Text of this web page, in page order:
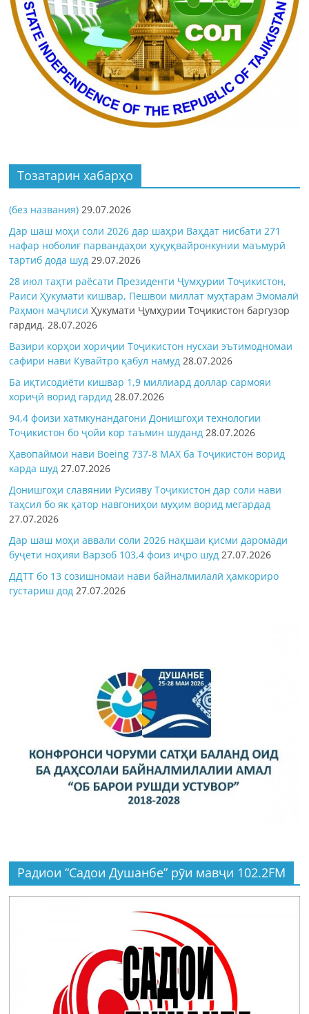
Тозатарин хабарҳо
(без названия) 29.07.2026
Дар шаш моҳи соли 2026 дар шаҳри Ваҳдат нисбати 271
нафар ноболиғ парвандаҳои ҳуқуқвайронкунии маъмурӣ
тартиб дода шуд 29.07.2026
28 июл таҳти раёсати Президенти Ҷумҳурии Тоҷикистон,
Раиси Ҳукумати кишвар, Пешвои миллат муҳтарам Эмомалӣ
Раҳмон маҷлисиҲукумати Ҷумҳурии Тоҷикистон баргузор
гардид.28.07.2026
Вазири корҳои хориҷии Тоҷикистон нусхаи эътимодномаи
сафири нави Кувайтро қабул намуд 28.07.2026
Ба иқтисодиёти кишвар 1,9 миллиард доллар сармояи
хориҷӣ ворид гардид 28.07.2026
94,4 фоизи хатмкунандагони Донишгоҳи технологии
Тоҷикистон бо ҷойи кор таъмин шуданд 28.07.2026
Ҳавопаймои нави Boeing 737-8 MAX ба Тоҷикистон ворид
карда шуд 27.07.2026
Донишгоҳи славянии Русияву Тоҷикистон дар соли нави
таҳсил бо як қатор навгониҳои муҳим ворид мегардад
27.07.2026
Дар шаш моҳи аввали соли 2026 нақшаи қисми даромади
буҷети ноҳияи Варзоб 103,4 фоиз иҷро шуд 27.07.2026
ДДТТ бо 13 созишномаи нави байналмилалӣ ҳамкориро
густариш дод 27.07.2026
Радиои “Садои Душанбе” рӯи мавҷи 102.2FM